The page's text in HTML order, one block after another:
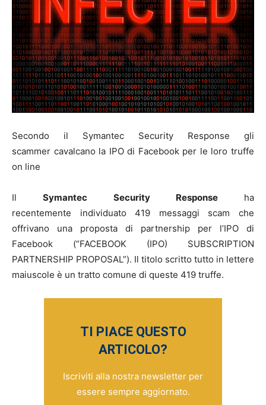
Secondo il Symantec Security Response gli
scammer cavalcano la IPO di Facebook per le loro truffe
on line
Il Symantec Security Response ha
recentemente individuato 419 messaggi scam che
offrivano una proposta di partnership per l’IPO di
Facebook (“FACEBOOK (IPO) SUBSCRIPTION
PARTNERSHIP PROPOSAL”). Il titolo scritto tutto in lettere
maiuscole è un tratto comune di queste 419 truffe.
TI PIACE QUESTO
ARTICOLO?
Iscriviti alla nostra newsletter per
essere sempre aggiornato.